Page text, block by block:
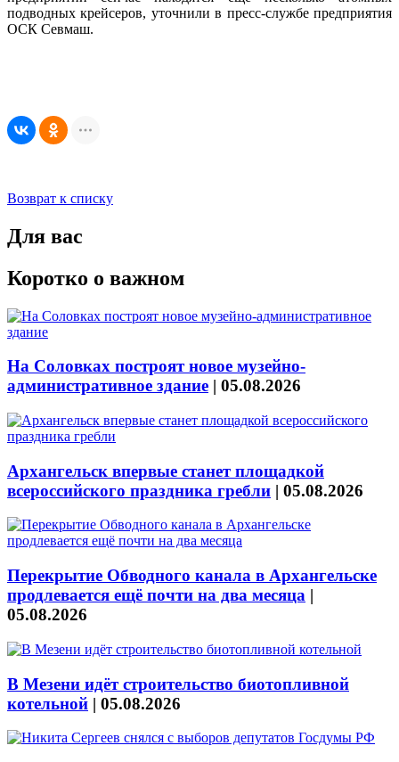
подводных крейсеров, уточнили в пресс-службе предприятия
ОСК Севмаш.
Возврат к списку
Для вас
Коротко о важном
На Соловках построят новое музейно-
административное здание | 05.08.2026
Архангельск впервые станет площадкой
всероссийского праздника гребли | 05.08.2026
Перекрытие Обводного канала в Архангельске
продлевается ещё почти на два месяца |
05.08.2026
В Мезени идёт строительство биотопливной
котельной | 05.08.2026